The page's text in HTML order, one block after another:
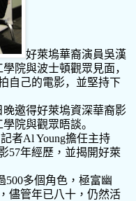
好萊塢華裔演員吳漢
院與波士頓觀眾見面，
自己的電影，並堅持下
晚邀得好萊塢資深華裔影
學院與觀眾晤談。
者Al Young擔任主持
57年經歷，並揭開好萊
500多個角色， 極富幽
儘管年已八十，仍然活